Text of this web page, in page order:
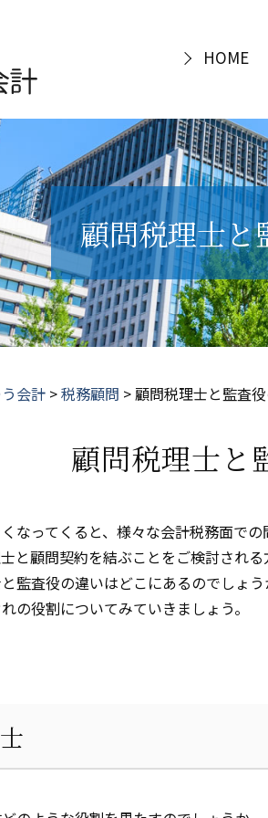
HOME
顧問税理士
会計 >税務顧問 >顧問税理士と監査
顧問税理士
なってくると、様々な会計税務面での
と顧問契約を結ぶことをご検討される
監査役の違いはどこにあるのでしょう
の役割についてみていきましょう。